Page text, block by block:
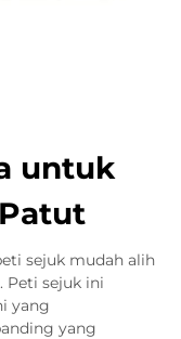
untuk
sejuk mudah alih
Peti sejuk ini
yang
yang